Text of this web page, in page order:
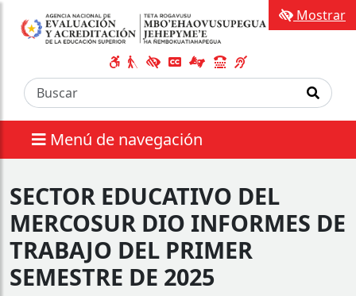
Menú de navegación
Mostrar
SECTOR EDUCATIVO DEL
MERCOSUR DIO INFORMES DE
TRABAJO DEL PRIMER
SEMESTRE DE 2025